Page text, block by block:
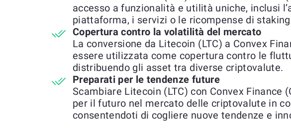
accesso a funzionalità e utilità uniche, inclusi
piattaforma, i servizi o le ricompense di
Copertura contro la volatilità del mercato
La conversione da Litecoin (LTC) a Convex
essere utilizzata come copertura contro le
distribuendo gli asset tra diverse criptovalute.
Preparati per le tendenze future
Scambiare Litecoin (LTC) con Convex Finance
per il futuro nel mercato delle criptovalute in
consentendoti di cogliere nuove tendenze e